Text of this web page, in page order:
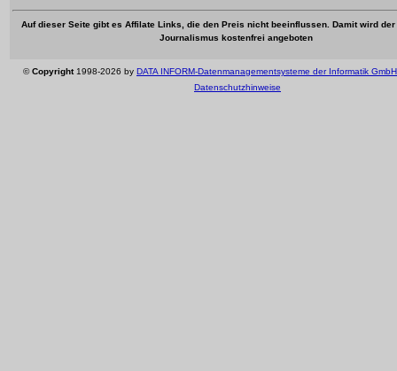
Auf dieser Seite gibt es Affilate Links, die den Preis nicht beeinflussen. Damit wird
Journalismus kostenfrei angeboten
©Copyright1998-2026 by DATA INFORM-Datenmanagementsysteme der Informatik GmbH
Datenschutzhinweise